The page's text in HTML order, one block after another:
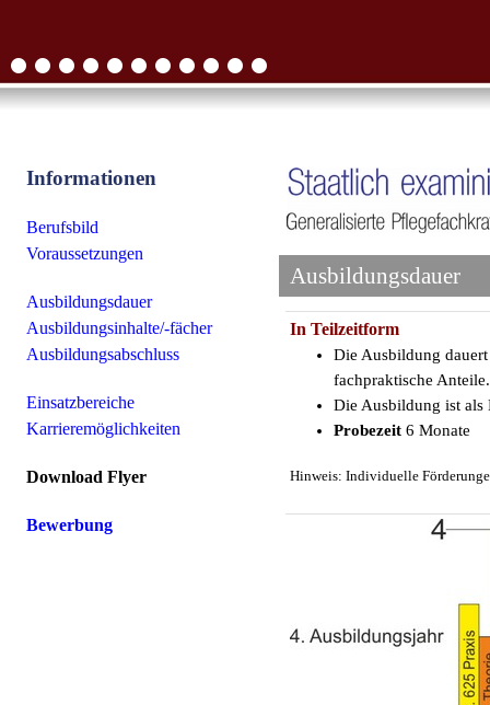
Informationen
Berufsbild
Voraussetzungen
Ausbildungsdauer
Ausbildungsinhalte/-fächer
Ausbildungsabschluss
Einsatzbereiche
Karrieremöglichkeiten
Download Flyer
Bewerbung
Ausbildungsdauer
In Teilzeitform
Die Ausbildung
fachpraktische Anteile.
Die Ausbildung ist als
Probezeit 6 Monate
Hinweis: Individuelle